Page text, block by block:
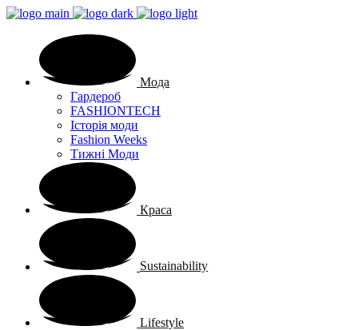
Мода
Гардероб
FASHIONTECH
Історія моди
Fashion Weeks
Тижні Моди
Краса
Sustainability
Lifestyle